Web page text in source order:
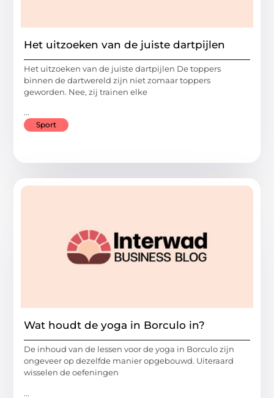
Het uitzoeken van de juiste dartpijlen
Het uitzoeken van de juiste dartpijlen De toppers
binnen de dartwereld zijn niet zomaar toppers
geworden. Nee, zij trainen elke
...
Sport
Wat houdt de yoga in Borculo in?
De inhoud van de lessen voor de yoga in Borculo zijn
ongeveer op dezelfde manier opgebouwd. Uiteraard
wisselen de oefeningen
...